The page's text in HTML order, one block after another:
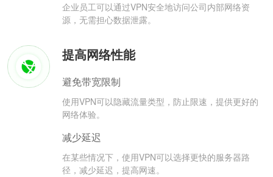
企业员工可以通过VPN安全地访问公司内部网络资
源，无需担心数据泄露。
提高网络性能
避免带宽限制
使用VPN可以隐藏流量类型，防止限速，提供更好的
网络体验。
减少延迟
在某些情况下，使用VPN可以选择更快的服务器路
径，减少延迟，提高网速。